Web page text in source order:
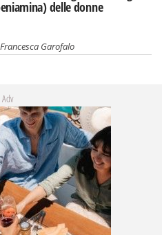
delle donne
Francesca Garofalo
Adv